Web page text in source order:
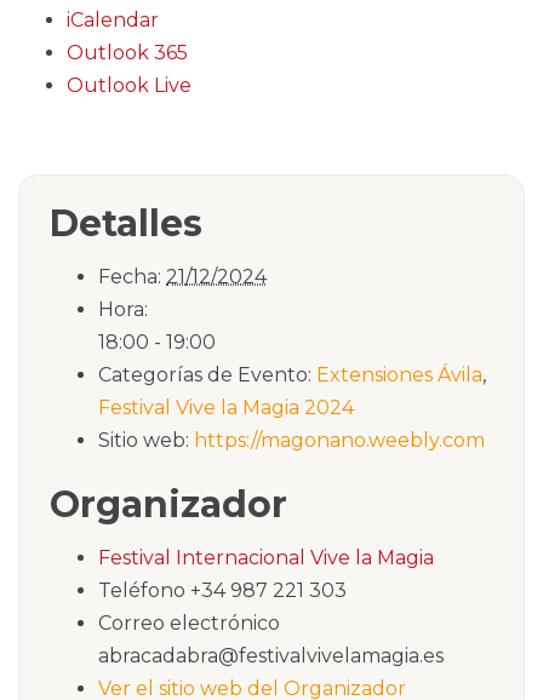
iCalendar
Outlook 365
Outlook Live
Detalles
Fecha: 21/12/2024
Hora:
18:00 - 19:00
Categorías de Evento: Extensiones Ávila,
Festival Vive la Magia 2024
Sitio web: https://magonano.weebly.com
Organizador
Festival Internacional Vive la Magia
Teléfono +34 987 221 303
Correo electrónico
abracadabra@festivalvivelamagia.es
Ver el sitio web del Organizador